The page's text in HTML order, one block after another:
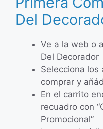
Del
Ve a la web o
Del Decorador
Selecciona los
comprar y
En el carrito
recuadro con
Promocional”